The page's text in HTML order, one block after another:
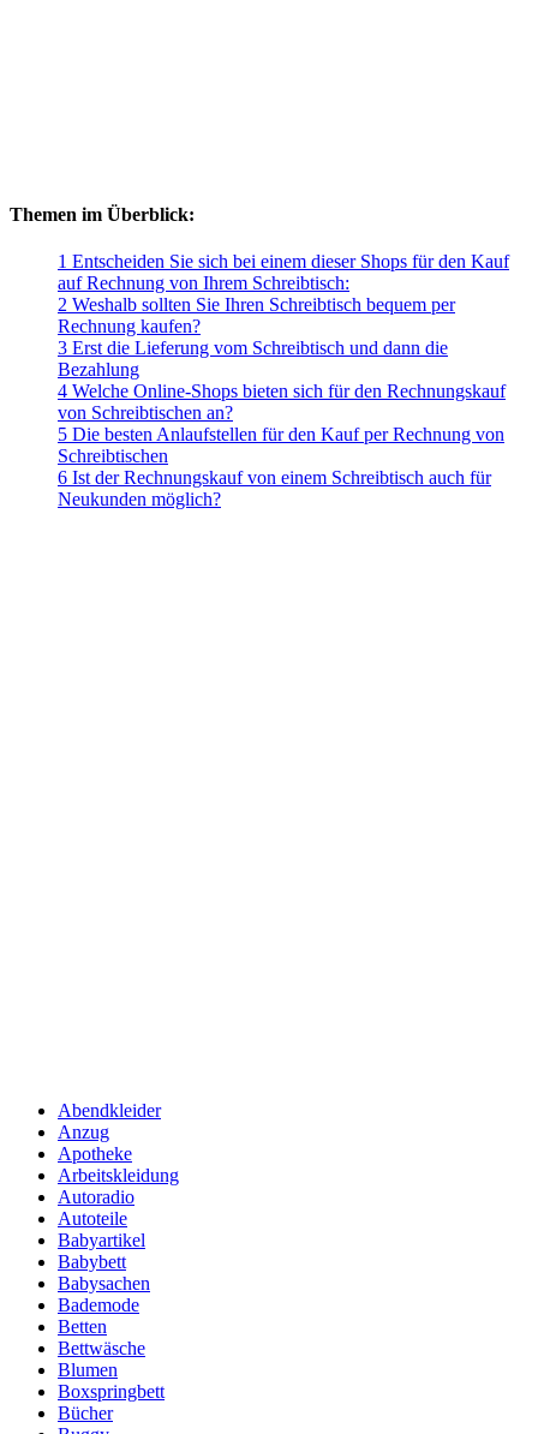
Themen im Überblick:
1 Entscheiden Sie sich bei einem dieser Shops für den Kauf
auf Rechnung von Ihrem Schreibtisch:
2 Weshalb sollten Sie Ihren Schreibtisch bequem per
Rechnung kaufen?
3 Erst die Lieferung vom Schreibtisch und dann die
Bezahlung
4 Welche Online-Shops bieten sich für den Rechnungskauf
von Schreibtischen an?
5 Die besten Anlaufstellen für den Kauf per Rechnung von
Schreibtischen
6 Ist der Rechnungskauf von einem Schreibtisch auch für
Neukunden möglich?
Abendkleider
Anzug
Apotheke
Arbeitskleidung
Autoradio
Autoteile
Babyartikel
Babybett
Babysachen
Bademode
Betten
Bettwäsche
Blumen
Boxspringbett
Bücher